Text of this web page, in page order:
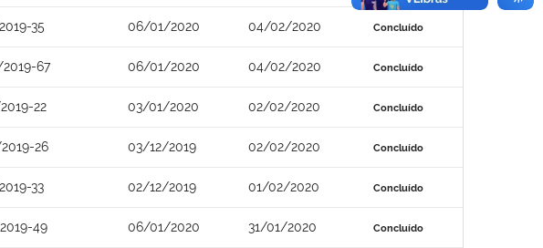
35 06/01/2020 04/02/2020 Concluído
67 06/01/2020 04/02/2020 Concluído
22 03/01/2020 02/02/2020 Concluído
26 03/12/2019 02/02/2020 Concluído
33 02/12/2019 01/02/2020 Concluído
49 06/01/2020 31/01/2020 Concluído